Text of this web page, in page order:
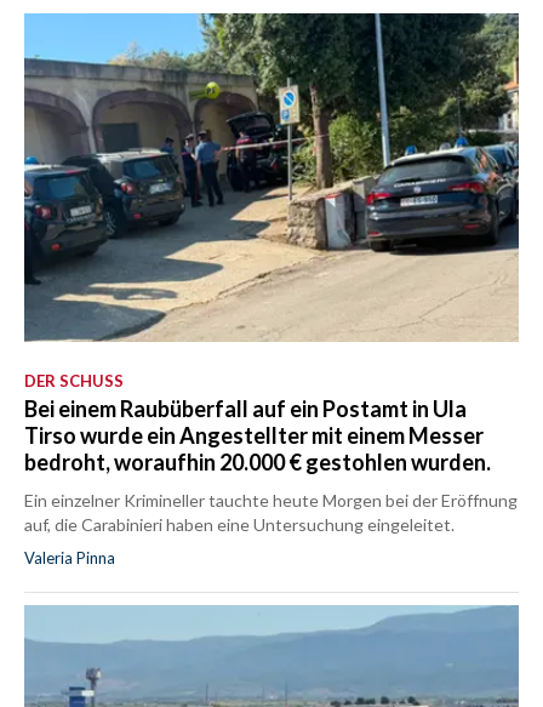
DER SCHUSS
Bei einem Raubüberfall auf ein Postamt in Ula
Tirso wurde ein Angestellter mit einem Messer
bedroht, woraufhin 20.000 € gestohlen wurden.
Ein einzelner Krimineller tauchte heute Morgen bei der Eröffnung
auf, die Carabinieri haben eine Untersuchung eingeleitet.
Valeria Pinna